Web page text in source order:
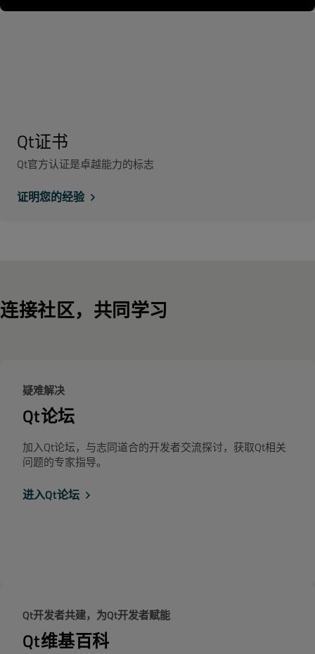
Qt证书
Qt官方认证是卓越能力的标志
证明您的经验
连接社区，共同学习
疑难解决
Qt论坛
加入Qt论坛，与志同道合的开发者交流探讨，获取Qt相关
问题的专家指导。
进入Qt论坛
Qt开发者共建，为Qt开发者赋能
Qt维基百科